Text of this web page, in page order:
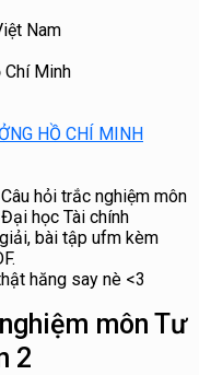
Nam
Chí Minh
HỒ CHÍ MINH
hỏi trắc nghiệm môn
học Tài chính
bài tập ufm kèm
hăng say nè <3
môn Tư
2